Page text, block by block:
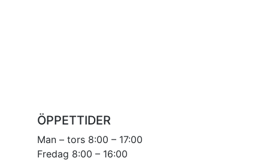
ÖPPETTIDER
Man – tors 8:00 – 17:00
Fredag 8:00 – 16:00